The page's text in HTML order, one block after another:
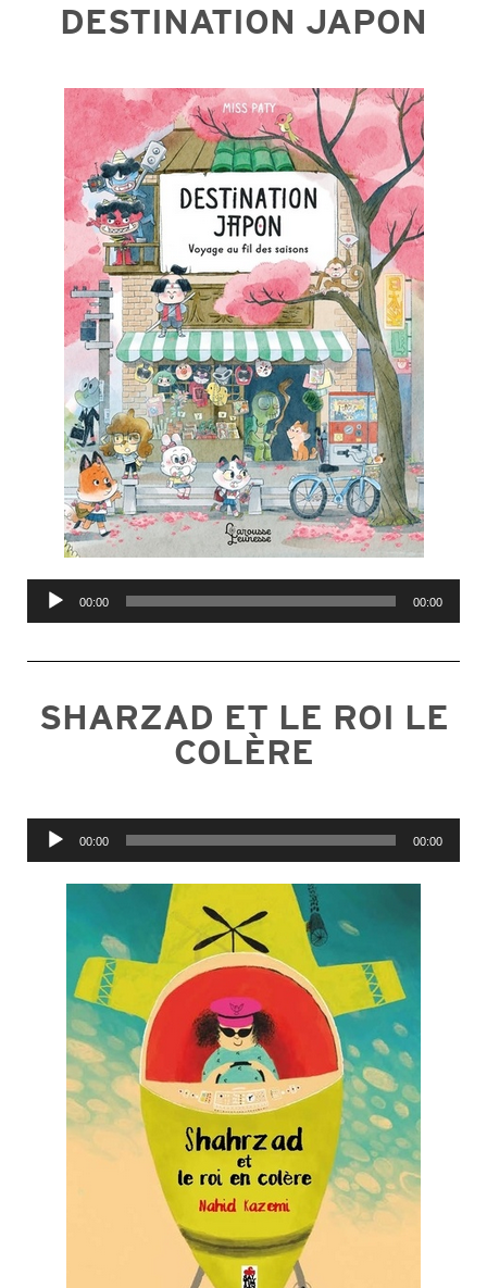
DESTINATION JAPON
Lecteur
audio
00:00 00:00
SHARZAD ET LE ROI LE
COLÈRE
Lecteur
audio
00:00 00:00